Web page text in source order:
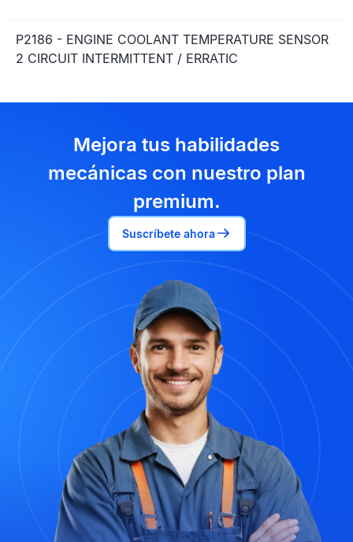
P2186 - ENGINE COOLANT TEMPERATURE SENSOR
2 CIRCUIT INTERMITTENT / ERRATIC
Mejora tus habilidades
mecánicas con nuestro plan
premium.
Suscríbete ahora